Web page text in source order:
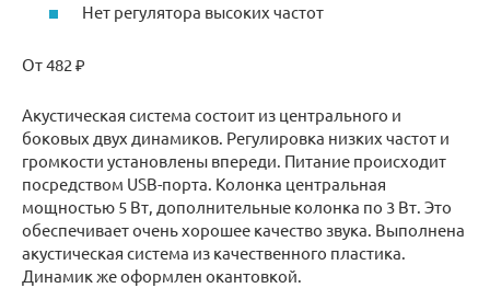
Нет регулятора высоких частот
От 482 ₽
Акустическая система состоит из центрального и
боковых двух динамиков. Регулировка низких частот и
громкости установлены впереди. Питание происходит
посредством USB-порта. Колонка центральная
мощностью 5 Вт, дополнительные колонка по 3 Вт. Это
обеспечивает очень хорошее качество звука. Выполнена
акустическая система из качественного пластика.
Динамик же оформлен окантовкой.